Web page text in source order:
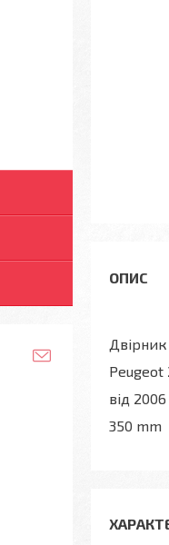
Peugeot
від 2006
350 mm